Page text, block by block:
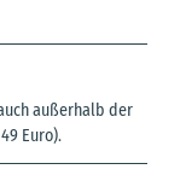
außerhalb der
Euro).